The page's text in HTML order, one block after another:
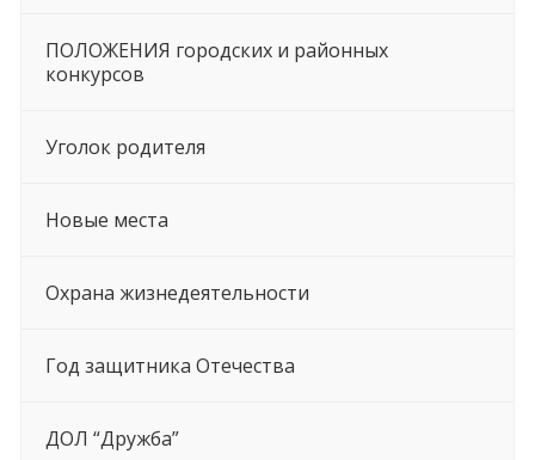
ПОЛОЖЕНИЯ городских и районных
конкурсов
Уголок родителя
Новые места
Охрана жизнедеятельности
Год защитника Отечества
ДОЛ “Дружба”